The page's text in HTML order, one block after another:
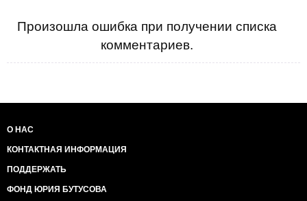
Произошла ошибка при получении списка
комментариев.
О НАС
КОНТАКТНАЯ ИНФОРМАЦИЯ
ПОДДЕРЖАТЬ
ФОНД ЮРИЯ БУТУСОВА